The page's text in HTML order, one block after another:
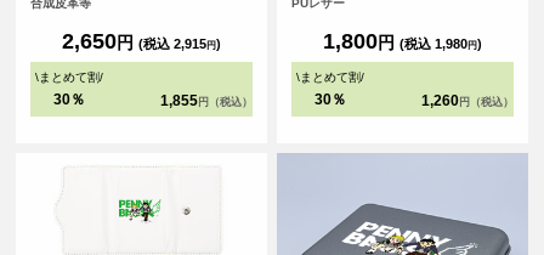
合成皮革等
2,650円 (税込 2,915円)
\まとめて割/
30％ 1,855 円（税込）
PUレザー
1,800円 (税込 1,980円)
\まとめて割/
30％ 1,260 円（税込）